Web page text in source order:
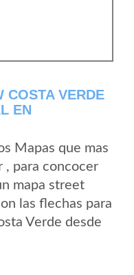
COSTA VERDE
EN
Mapas que mas
, para concocer
mapa street
las flechas para
Verde desde